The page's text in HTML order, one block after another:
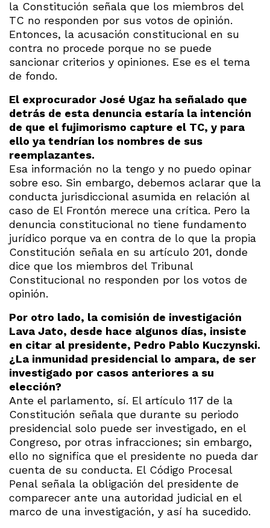
la Constitución señala que los miembros del
TC no responden por sus votos de opinión.
Entonces, la acusación constitucional en su
contra no procede porque no se puede
sancionar criterios y opiniones. Ese es el tema
de fondo.
El exprocurador José Ugaz ha señalado que
detrás de esta denuncia estaría la intención
de que el fujimorismo capture el TC, y para
ello ya tendrían los nombres de sus
reemplazantes.
Esa información no la tengo y no puedo opinar
sobre eso. Sin embargo, debemos aclarar que la
conducta jurisdiccional asumida en relación al
caso de El Frontón merece una crítica. Pero la
denuncia constitucional no tiene fundamento
jurídico porque va en contra de lo que la propia
Constitución señala en su artículo 201, donde
dice que los miembros del Tribunal
Constitucional no responden por los votos de
opinión.
Por otro lado, la comisión de investigación
Lava Jato, desde hace algunos días, insiste
en citar al presidente, Pedro Pablo Kuczynski.
¿La inmunidad presidencial lo ampara, de ser
investigado por casos anteriores a su
elección?
Ante el parlamento, sí. El artículo 117 de la
Constitución señala que durante su periodo
presidencial solo puede ser investigado, en el
Congreso, por otras infracciones; sin embargo,
ello no significa que el presidente no pueda dar
cuenta de su conducta. El Código Procesal
Penal señala la obligación del presidente de
comparecer ante una autoridad judicial en el
marco de una investigación, y así ha sucedido.